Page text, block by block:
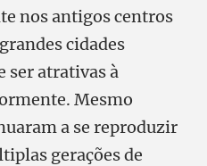
nos antigos centros
cidades
ser atrativas à
Mesmo
a se reproduzir
gerações de